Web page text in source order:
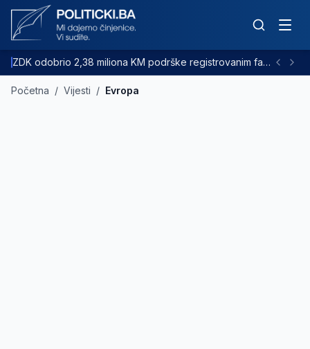
ZDK odobrio 2,38 miliona KM podrške registrovanim farmama goveda
Početna / Vijesti / Evropa